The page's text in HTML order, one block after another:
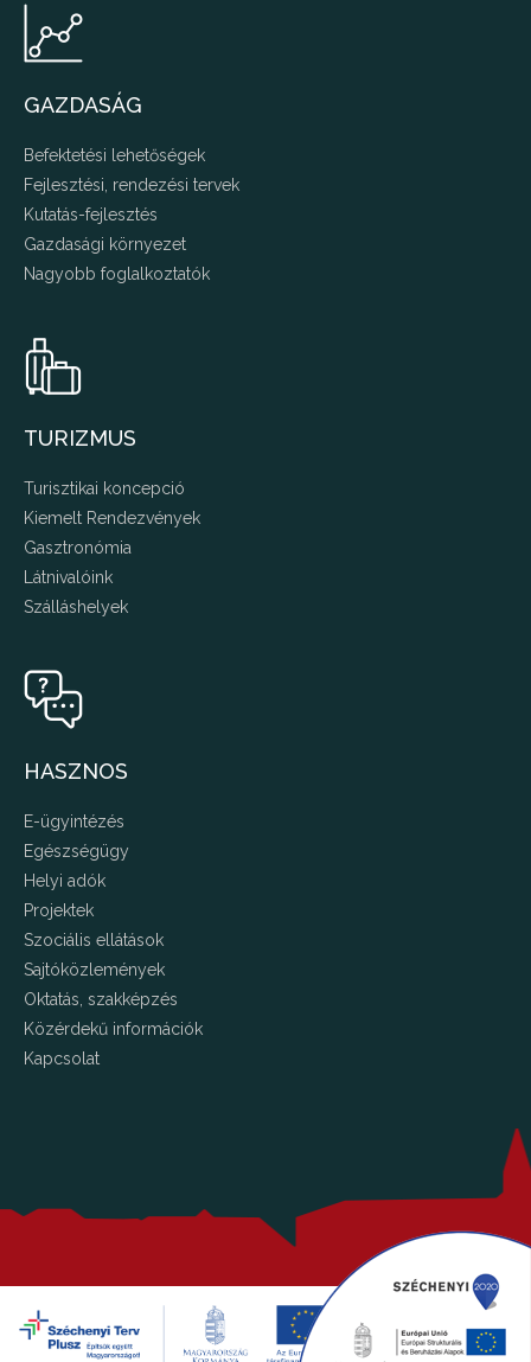
GAZDASÁG
Befektetési lehetőségek
Fejlesztési, rendezési tervek
Kutatás-fejlesztés
Gazdasági környezet
Nagyobb foglalkoztatók
TURIZMUS
Turisztikai koncepció
Kiemelt Rendezvények
Gasztronómia
Látnivalóink
Szálláshelyek
HASZNOS
E-ügyintézés
Egészségügy
Helyi adók
Projektek
Szociális ellátások
Sajtóközlemények
Oktatás, szakképzés
Közérdekű információk
Kapcsolat